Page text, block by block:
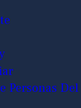
Personas Del